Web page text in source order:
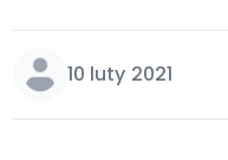
10 luty 2021